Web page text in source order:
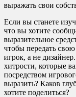
выражать свои
Если вы станете
что вы хотите
выразительное
чтобы передать
игрок, а не
хитрости, которые
посредством
выразить? Каков
хотите поделиться?